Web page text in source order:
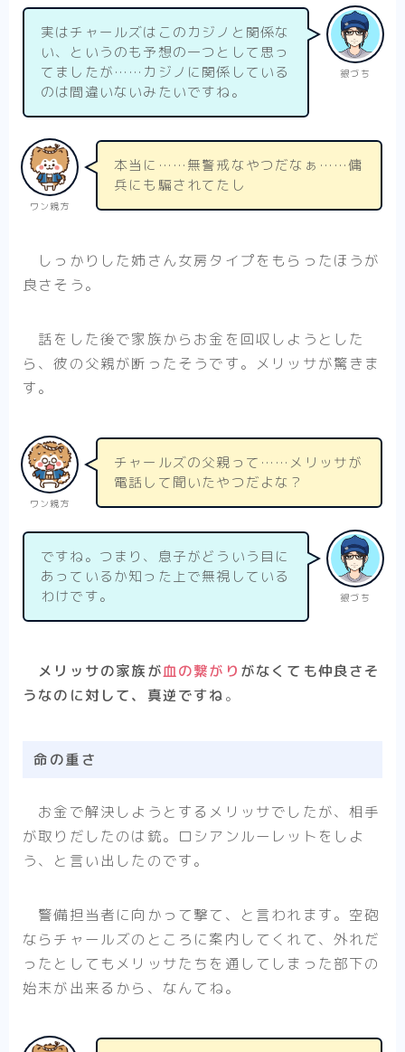
銀づち
実はチャールズはこのカジノと関係な
い、というのも予想の一つとして思っ
てましたが……カジノに関係している
のは間違いないみたいですね。
ワン親方
本当に……無警戒なやつだなぁ……傭
兵にも騙されてたし
しっかりした姉さん女房タイプをもらったほうが
良さそう。
話をした後で家族からお金を回収しようとした
ら、彼の父親が断ったそうです。メリッサが驚きま
す。
ワン親方
チャールズの父親って……メリッサが
電話して聞いたやつだよな？
銀づち
ですね。つまり、息子がどういう目に
あっているか知った上で無視している
わけです。
メリッサの家族が血の繋がり がなくても仲良さそ
うなのに対して、真逆ですね。
命の重さ
お金で解決しようとするメリッサでしたが、相手
が取りだしたのは銃。ロシアンルーレットをしよ
う、と言い出したのです。
警備担当者に向かって撃て、と言われます。空砲
ならチャールズのところに案内してくれて、外れだ
ったとしてもメリッサたちを通してしまった部下の
始末が出来るから、なんてね。